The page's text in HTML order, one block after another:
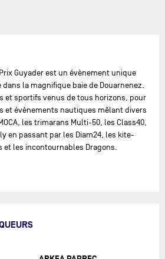
Guyader est un évènement unique
la magnifique baie de Douarnenez.
et sportifs venus de tous horizons, pour
et évènements nautiques mêlant divers
les trimarans Multi-50, les Class40,
en passant par les Diam24, les kite-
et les incontournables Dragons.
y vient pour le plaisir de naviguer
plein Océan Atlantique qu'ils sont
le départ a été donné depuis